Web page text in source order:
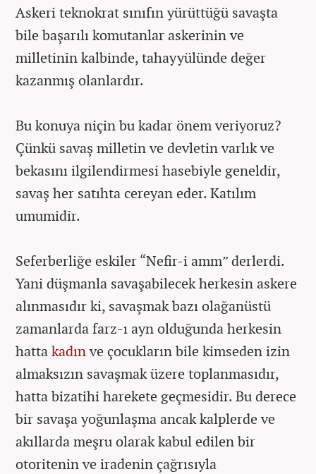
Askeri teknokrat sınıfın yürüttüğü savaşta
bile başarılı komutanlar askerinin ve
milletinin kalbinde, tahayyülünde değer
kazanmış olanlardır.
Bu konuya niçin bu kadar önem veriyoruz?
Çünkü savaş milletin ve devletin varlık ve
bekasını ilgilendirmesi hasebiyle geneldir,
savaş her satıhta cereyan eder. Katılım
umumidir.
Seferberliğe eskiler “Nefir-i amm” derlerdi.
Yani düşmanla savaşabilecek herkesin askere
alınmasıdır ki, savaşmak bazı olağanüstü
zamanlarda farz-ı ayn olduğunda herkesin
hattakadınve çocukların bile kimseden izin
almaksızın savaşmak üzere toplanmasıdır,
hatta bizatihi harekete geçmesidir. Bu derece
bir savaşa yoğunlaşma ancak kalplerde ve
akıllarda meşru olarak kabul edilen bir
otoritenin ve iradenin çağrısıyla